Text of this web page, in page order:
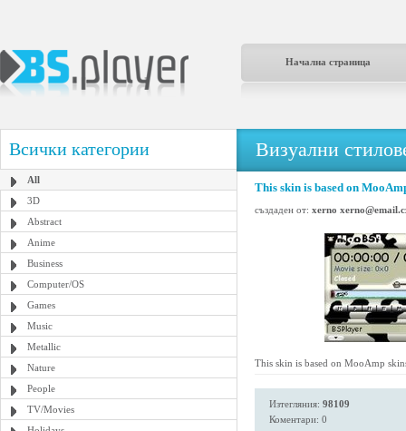
Начална страница
Всички категории
All
3D
Abstract
Anime
Business
Computer/OS
Games
Music
Metallic
Nature
People
TV/Movies
Визуални
This skin is based on
създаден от: xerno
This skin is based on MooAmp
Изтегляния: 98109
Коментари: 0